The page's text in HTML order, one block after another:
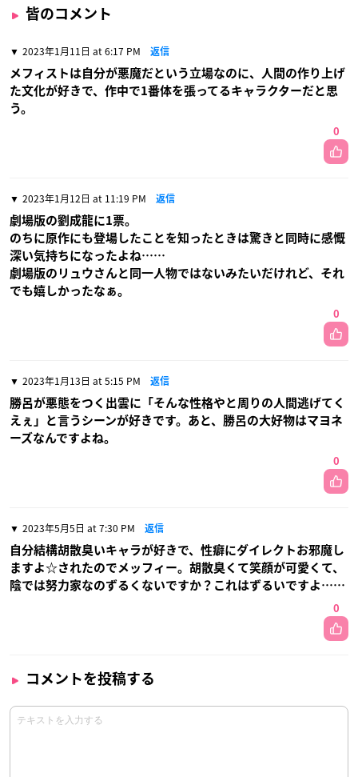
皆のコメント
2023年1月11日 at 6:17 PM 返信
メフィストは自分が悪魔だという立場なのに、人間の作り上げ
た文化が好きで、作中で1番体を張ってるキャラクターだと思
う。
0
2023年1月12日 at 11:19 PM 返信
劇場版の劉成龍に1票。
のちに原作にも登場したことを知ったときは驚きと同時に感慨
深い気持ちになったよね……
劇場版のリュウさんと同一人物ではないみたいだけれど、それ
でも嬉しかったなぁ。
0
2023年1月13日 at 5:15 PM 返信
勝呂が悪態をつく出雲に「そんな性格やと周りの人間逃げてく
えぇ」と言うシーンが好きです。あと、勝呂の大好物はマヨネ
ーズなんですよね。
0
2023年5月5日 at 7:30 PM 返信
自分結構胡散臭いキャラが好きで、性癖にダイレクトお邪魔し
ますよ☆されたのでメッフィー。胡散臭くて笑顔が可愛くて、
陰では努力家なのずるくないですか？これはずるいですよ……
0
コメントを投稿する